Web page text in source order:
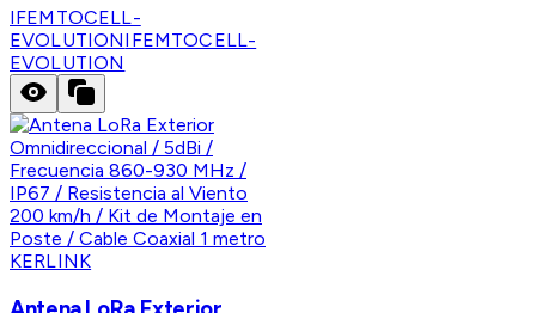
IFEMTOCELL-
EVOLUTIONIFEMTOCELL-
EVOLUTION
KERLINK